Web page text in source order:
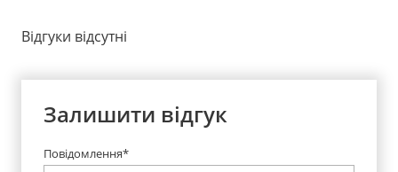
Відгуки відсутні
Залишити відгук
Повідомлення*